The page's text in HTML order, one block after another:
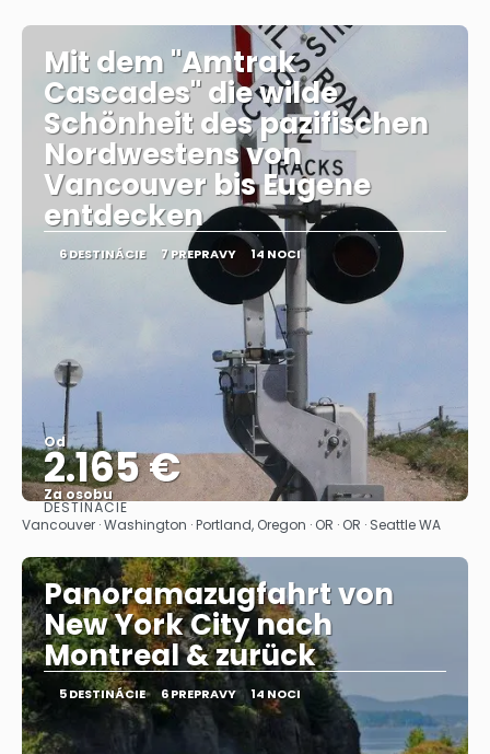
Mit dem "Amtrak
Cascades" die wilde
Schönheit des pazifischen
Nordwestens von
Vancouver bis Eugene
entdecken
6 DESTINÁCIE 7 PREPRAVY 14 NOCI
Od
2.165 €
Za osobu
Pozrieť sa
DESTINÁCIE
Vancouver · Washington · Portland, Oregon · OR · OR · Seattle WA
Panoramazugfahrt von
New York City nach
Montreal & zurück
5 DESTINÁCIE 6 PREPRAVY 14 NOCI